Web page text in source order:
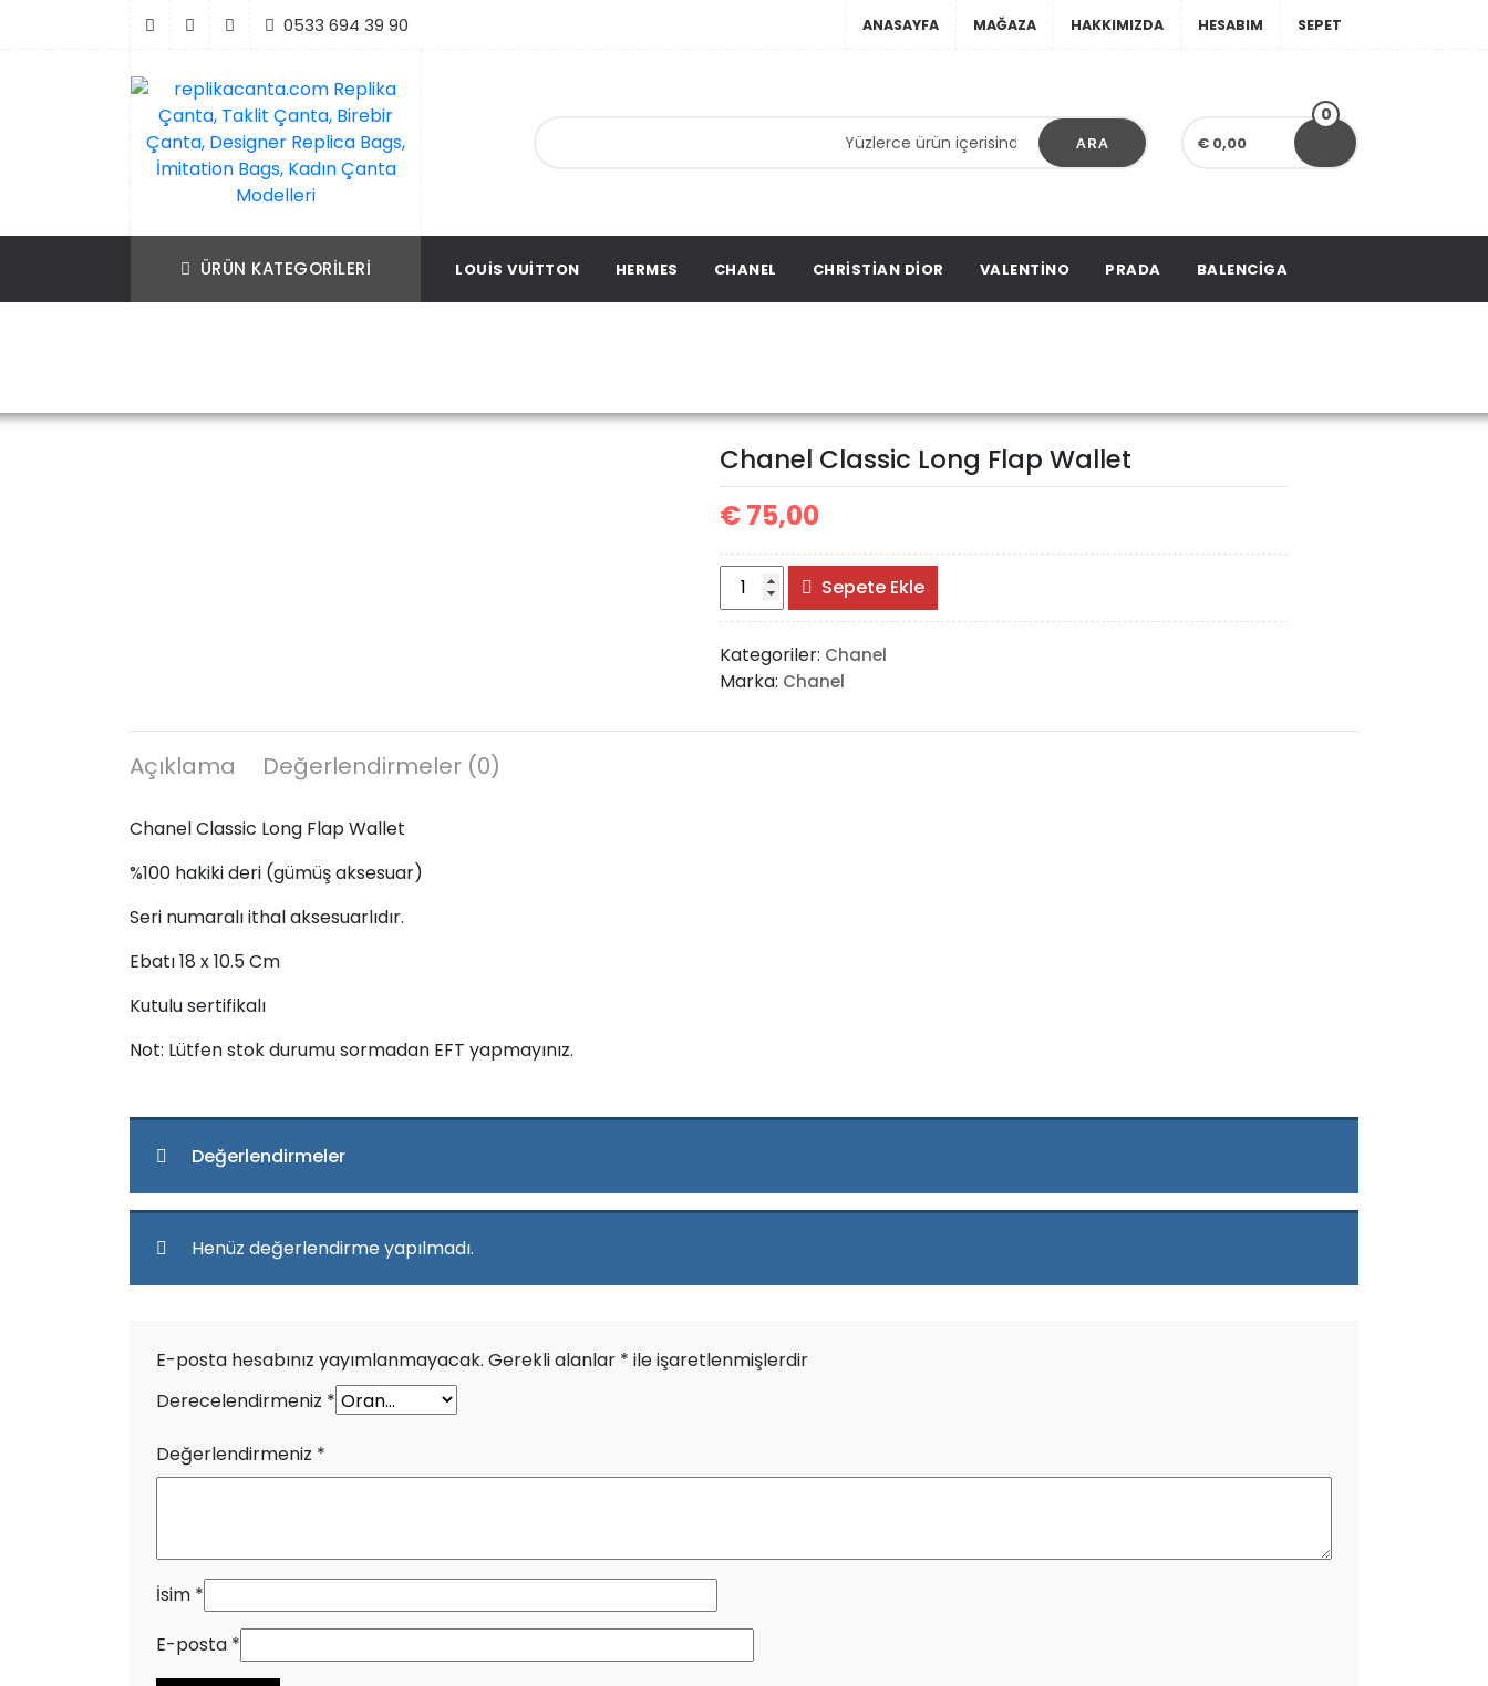
0533 694 39 90 ANASAYFA MAĞAZA HAKKIMIZDA HESABIM SEPET
Bags, Kadın Çanta Modelleri
ARA € 0,00
0
ÜRÜN KATEGORILERI LOUIS VUITTON HERMES CHANEL CHRISTIAN DIOR VALENTINO PRADA BALENCIGA
Chanel Classic Long Flap Wallet
€75,00
Chanel
Classic
Long
Flap
Wallet
Sepete Ekle
Kategoriler: Chanel
Marka: Chanel
Açıklama Değerlendirmeler (0)
Chanel Classic Long Flap Wallet
%100 hakiki deri (gümüş aksesuar)
Seri numaralı ithal aksesuarlıdır.
Ebatı 18 x 10.5 Cm
Kutulu sertifikalı
Not: Lütfen stok durumu sormadan EFT yapmayınız.
Değerlendirmeler
Henüz değerlendirme yapılmadı.
E-posta hesabınız yayımlanmayacak. Gerekli alanlar * ile işaretlenmişlerdir
Derecelendirmeniz *
Değerlendirmeniz *
İsim *
E-posta *